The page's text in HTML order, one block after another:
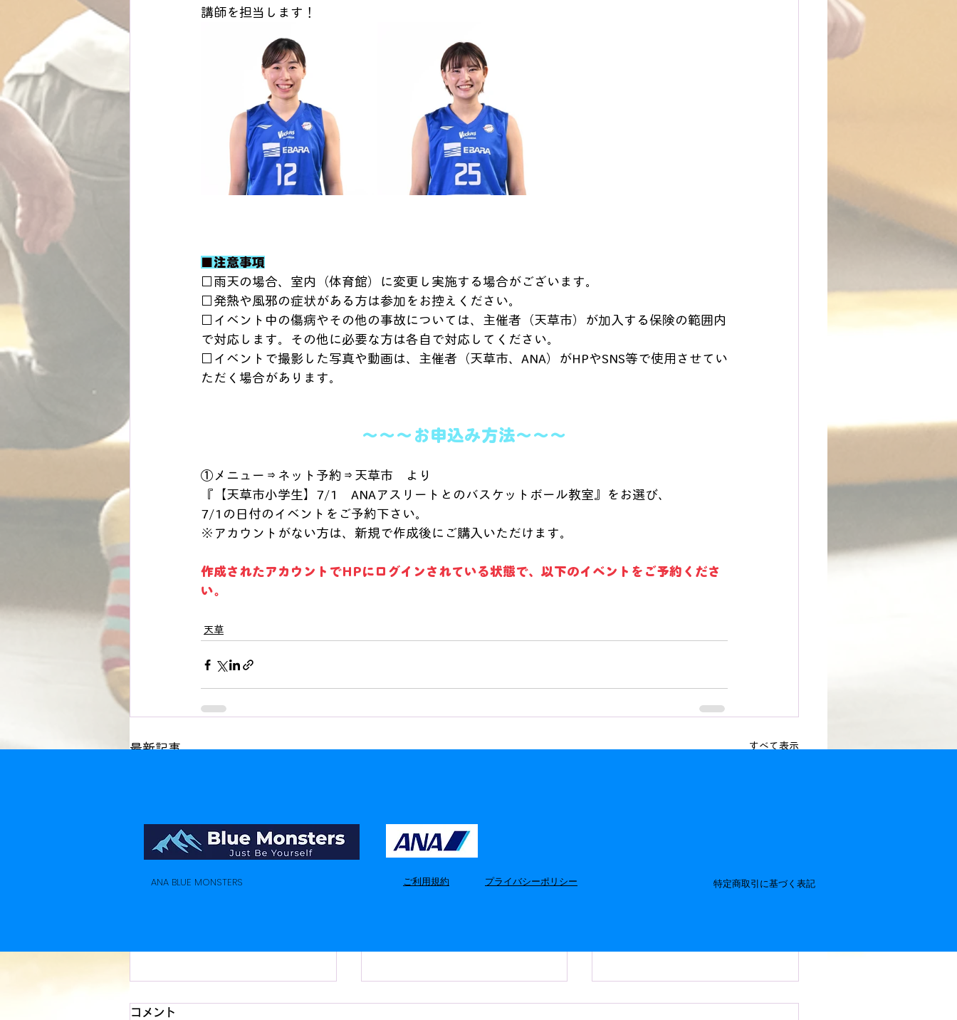
講師を担当します！
■注意事項
□雨天の場合、室内（体育館）に変更し実施する場合がございます。
□発熱や風邪の症状がある方は参加をお控えください。
□イベント中の傷病やその他の事故については、主催者（天草市）が加入する保険の範囲内
で対応します。その他に必要な方は各自で対応してください。
□イベントで撮影した写真や動画は、主催者（天草市、ANA）がHPやSNS等で使用させてい
ただく場合があります。
～～～お申込み方法～～～
①メニュー⇒ネット予約⇒天草市　より
『【天草市小学生】7/1　ANAアスリートとのバスケットボール教室』をお選び、
7/1の日付のイベントをご予約下さい。
※アカウントがない方は、新規で作成後にご購入いただけます。
作成されたアカウントでHPにログインされている状態で、以下のイベントをご予約くださ
い。
天草
最新記事 すべて表示
コメント
ANA BLUE MONSTERS ​プライバシーポリシー
​ご利用規約 特定商取引に基づく表記